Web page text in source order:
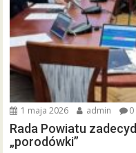
1 maja 2026 admin 0
Rada Powiatu
„porodówki”